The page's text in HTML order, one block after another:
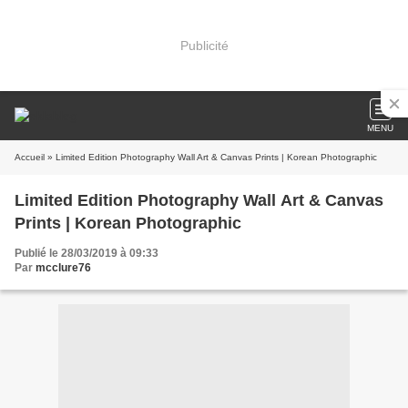
Publicité
MENU
Accueil » Limited Edition Photography Wall Art & Canvas Prints | Korean Photographic
Limited Edition Photography Wall Art & Canvas
Prints | Korean Photographic
Publié le 28/03/2019 à 09:33
Par mcclure76